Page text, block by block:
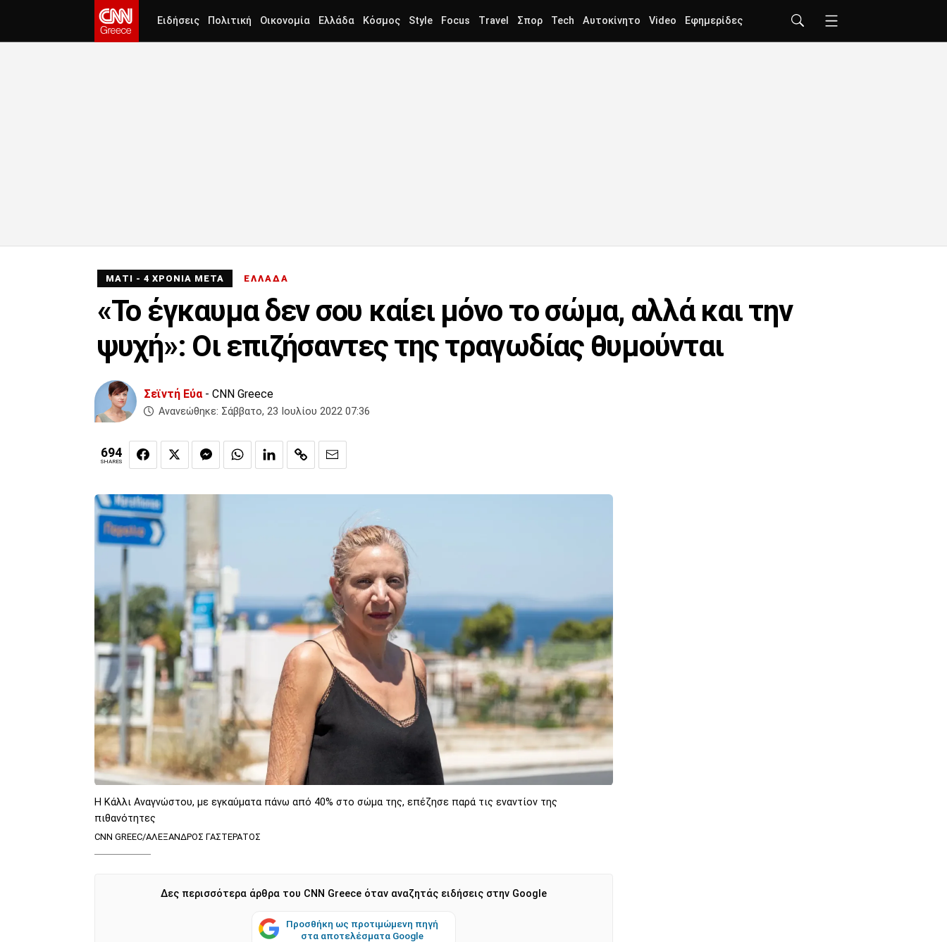
Ειδήσεις Πολιτική Οικονομία Ελλάδα Κόσμος Style Focus Travel Σπορ Tech Αυτοκίνητο Video Εφημερίδες
ΜΑΤΙ - 4 ΧΡΟΝΙΑ ΜΕΤΑ ΕΛΛΑΔΑ
«Το έγκαυμα δεν σου καίει μόνο το σώμα, αλλά και την
ψυχή»: Οι επιζήσαντες της τραγωδίας θυμούνται
Σεϊντή Εύα- CNN Greece
Ανανεώθηκε: Σάββατο, 23 Ιουλίου 2022 07:36
694
SHARES
Η Κάλλι Αναγνώστου, με εγκαύματα πάνω από 40% στο σώμα της, επέζησε παρά τις εναντίον της
πιθανότητες
CNN GREEC/ΑΛΕΞΑΝΔΡΟΣ ΓΑΣΤΕΡΑΤΟΣ
Δες περισσότερα άρθρα του CNN Greece όταν αναζητάς ειδήσεις στην Google
Προσθήκη ως προτιμώμενη πηγή
στα αποτελέσματα Google